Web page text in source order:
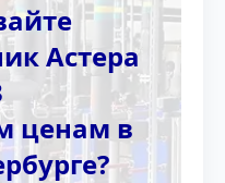
Астера
ценам в